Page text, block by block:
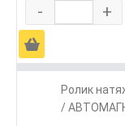
- +
Ä
Ролик
/